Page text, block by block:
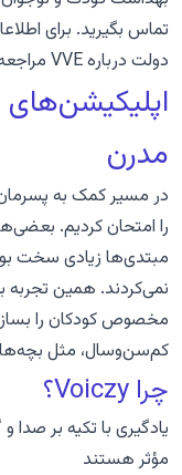
تماس بگیرید. برای
دولت درباره VVE
اپلیکیشن‌های
مدرن
در مسیر کمک به
را امتحان کردیم.
مبتدی‌ها زیادی سخت
نمی‌کردند. همین
مخصوص کودکان را
کم‌سن‌وسال، مثل
چرا Voiczy؟
یادگیری با تکیه بر صدا
مؤثر هستند